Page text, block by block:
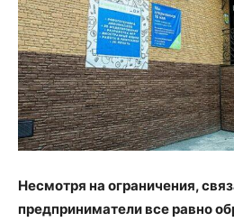
Несмотря на ограничения,
предприниматели все равно